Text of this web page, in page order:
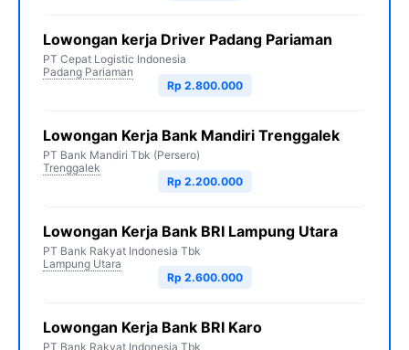
Lowongan kerja Driver Padang Pariaman
PT Cepat Logistic Indonesia
Padang Pariaman
Rp 2.800.000
Lowongan Kerja Bank Mandiri Trenggalek
PT Bank Mandiri Tbk (Persero)
Trenggalek
Rp 2.200.000
Lowongan Kerja Bank BRI Lampung Utara
PT Bank Rakyat Indonesia Tbk
Lampung Utara
Rp 2.600.000
Lowongan Kerja Bank BRI Karo
PT Bank Rakyat Indonesia Tbk